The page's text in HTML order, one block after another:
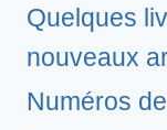
Quelques
nouveaux
Numéros